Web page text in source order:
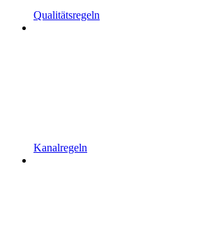
Qualitätsregeln
Kanalregeln